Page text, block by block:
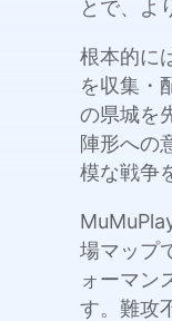
とで、よ
根本的に
を収集・
の県城を
陣形への
模な戦争
場マップ
ォーマン
す。難攻